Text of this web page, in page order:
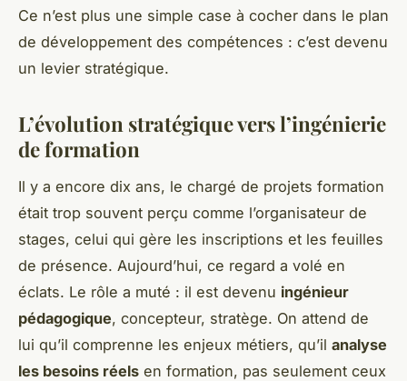
Ce n’est plus une simple case à cocher dans le plan
de développement des compétences : c’est devenu
un levier stratégique.
L’évolution stratégique vers l’ingénierie
de formation
Il y a encore dix ans, le chargé de projets formation
était trop souvent perçu comme l’organisateur de
stages, celui qui gère les inscriptions et les feuilles
de présence. Aujourd’hui, ce regard a volé en
éclats. Le rôle a muté : il est devenu ingénieur
pédagogique, concepteur, stratège. On attend de
lui qu’il comprenne les enjeux métiers, qu’il analyse
les besoins réels en formation, pas seulement ceux